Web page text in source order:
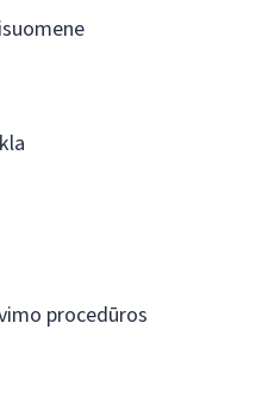
procedūros